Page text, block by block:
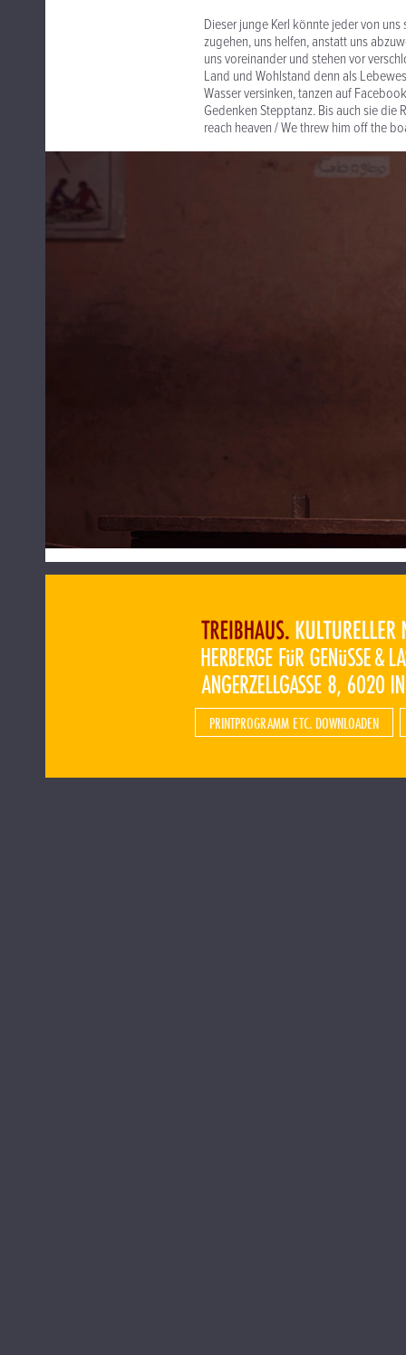
Dieser junge Kerl könnte jeder von
zugehen, uns helfen, anstatt uns
uns voreinander und stehen vor
Land und Wohlstand denn als
Wasser versinken, tanzen auf
Gedenken Stepptanz. Bis auch sie
reach heaven / We threw him off the
PRINTPROGRAMM ETC. DOWNLOADEN